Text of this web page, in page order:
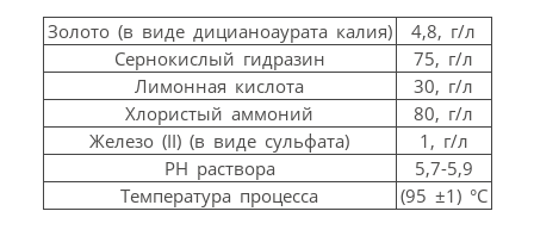
Золото (в виде дицианоаурата калия)
4,8, г/л
Сернокислый гидразин
75, г/л
Лимонная кислота
30, г/л
Хлористый аммоний
80, г/л
Железо (II) (в виде сульфата)
1, г/л
РН раствора
5,7-5,9
Температура процесса
(95 ±1) °С